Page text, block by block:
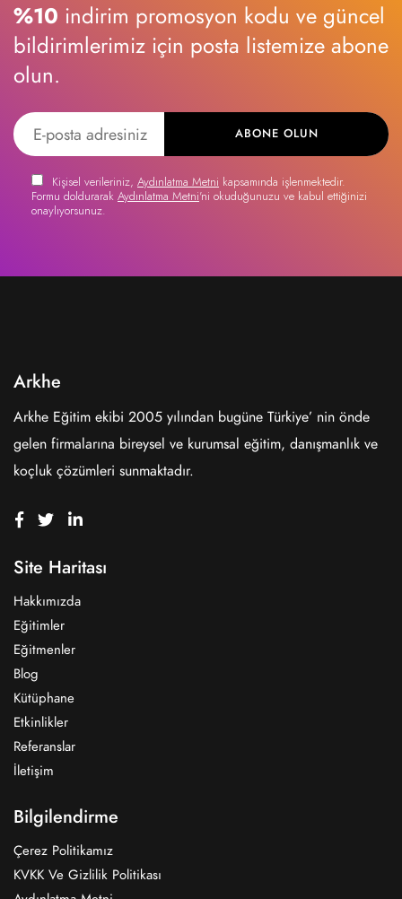
%10 indirim promosyon kodu ve güncel
bildirimlerimiz için posta listemize abone
olun.
ABONE OLUN
Kişisel verileriniz, Aydınlatma Metni kapsamında işlenmektedir.
Formu doldurarak Aydınlatma Metni'ni okuduğunuzu ve kabul ettiğinizi
onaylıyorsunuz.
Arkhe
Arkhe Eğitim ekibi 2005 yılından bugüne Türkiye’ nin önde
gelen firmalarına bireysel ve kurumsal eğitim, danışmanlık ve
koçluk çözümleri sunmaktadır.
Site Haritası
Hakkımızda
Eğitimler
Eğitmenler
Blog
Kütüphane
Etkinlikler
Referanslar
İletişim
Bilgilendirme
Çerez Politikamız
KVKK Ve Gizlilik Politikası